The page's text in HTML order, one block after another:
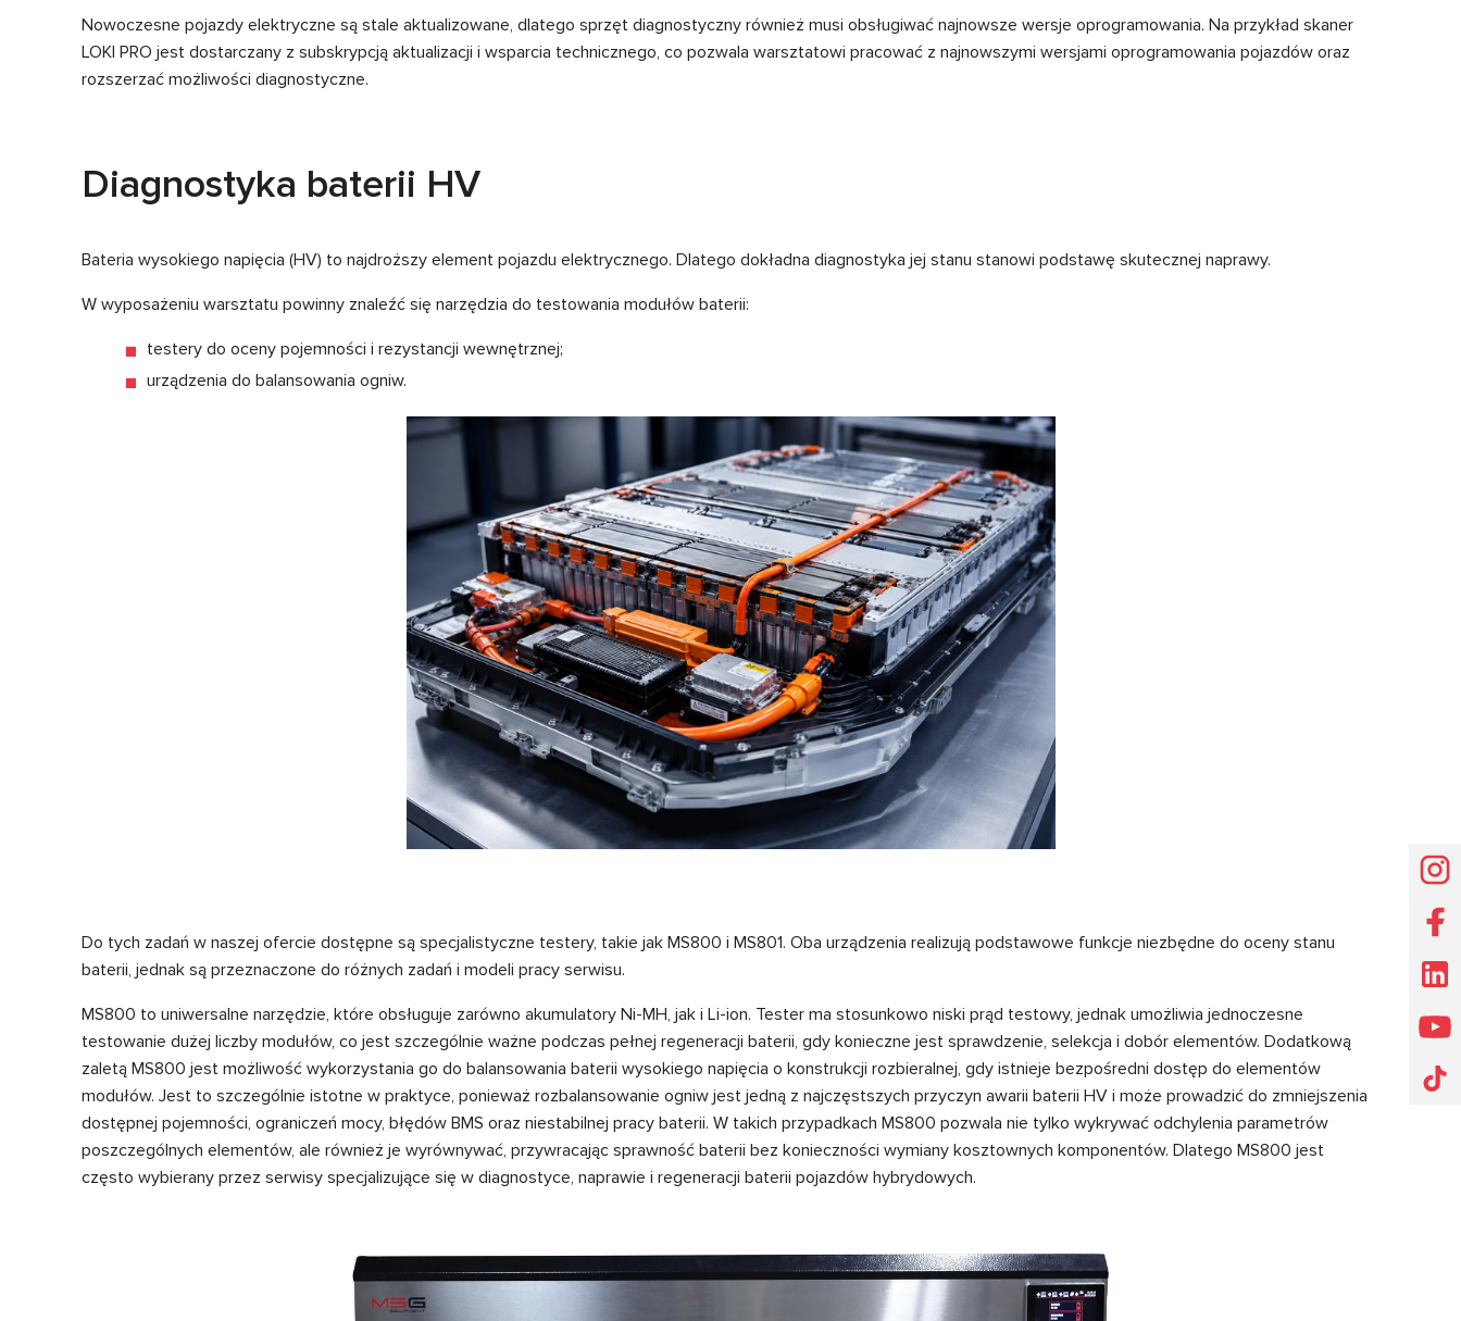
Nowoczesne pojazdy elektryczne są stale aktualizowane, dlatego sprzęt diagnostyczny również musi obsługiwać najnowsze wersje oprogramowania. Na przykład skaner
LOKI PRO jest dostarczany z subskrypcją aktualizacji i wsparcia technicznego, co pozwala warsztatowi pracować z najnowszymi wersjami oprogramowania pojazdów oraz
rozszerzać możliwości diagnostyczne.
Diagnostyka baterii HV
Bateria wysokiego napięcia (HV) to najdroższy element pojazdu elektrycznego. Dlatego dokładna diagnostyka jej stanu stanowi podstawę skutecznej naprawy.
W wyposażeniu warsztatu powinny znaleźć się narzędzia do testowania modułów baterii:
testery do oceny pojemności i rezystancji wewnętrznej;
urządzenia do balansowania ogniw.
Do tych zadań w naszej ofercie dostępne są specjalistyczne testery, takie jak MS800 i MS801. Oba urządzenia realizują podstawowe funkcje niezbędne do oceny stanu
baterii, jednak są przeznaczone do różnych zadań i modeli pracy serwisu.
MS800 to uniwersalne narzędzie, które obsługuje zarówno akumulatory Ni-MH, jak i Li-ion. Tester ma stosunkowo niski prąd testowy, jednak umożliwia jednoczesne
testowanie dużej liczby modułów, co jest szczególnie ważne podczas pełnej regeneracji baterii, gdy konieczne jest sprawdzenie, selekcja i dobór elementów. Dodatkową
zaletą MS800 jest możliwość wykorzystania go do balansowania baterii wysokiego napięcia o konstrukcji rozbieralnej, gdy istnieje bezpośredni dostęp do elementów
modułów. Jest to szczególnie istotne w praktyce, ponieważ rozbalansowanie ogniw jest jedną z najczęstszych przyczyn awarii baterii HV i może prowadzić do zmniejszenia
dostępnej pojemności, ograniczeń mocy, błędów BMS oraz niestabilnej pracy baterii. W takich przypadkach MS800 pozwala nie tylko wykrywać odchylenia parametrów
poszczególnych elementów, ale również je wyrównywać, przywracając sprawność baterii bez konieczności wymiany kosztownych komponentów. Dlatego MS800 jest
często wybierany przez serwisy specjalizujące się w diagnostyce, naprawie i regeneracji baterii pojazdów hybrydowych.